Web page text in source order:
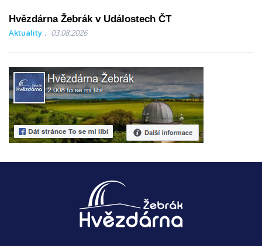
Hvězdárna Žebrák v Událostech ČT
Aktuality 03.08.2026